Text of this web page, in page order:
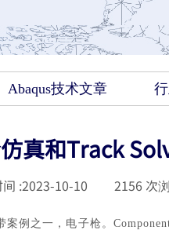
Abaqus技术文章
真和Track
:2023-10-10 2156 次
案例之一，电子枪。